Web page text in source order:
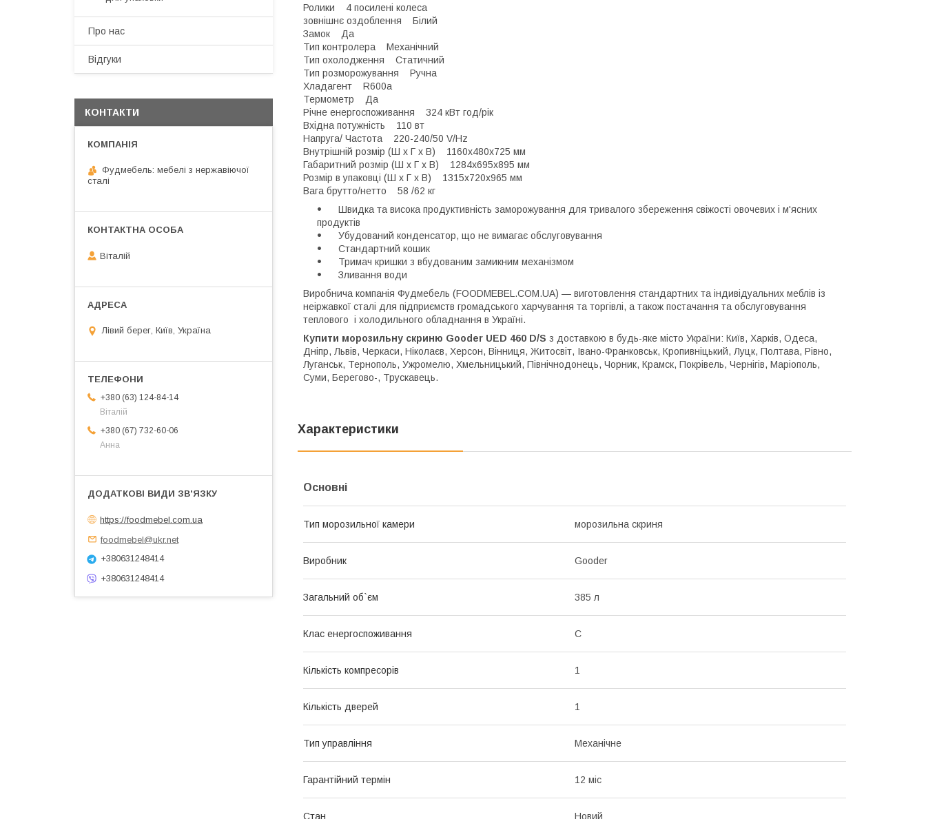
Ролики 4 посилені колеса
зовнішнє оздоблення Білий
Замок Да
Тип контролера Механічний
Тип охолодження Статичний
Тип розморожування Ручна
Хладагент R600a
Термометр Да
Річне енергоспоживання 324 кВт год/рік
Вхідна потужність 110 вт
Напруга/ Частота 220-240/50 V/Hz
Внутрішній розмір (Ш x Г x В) 1160х480х725 мм
Габаритний розмір (Ш x Г x В) 1284х695х895 мм
Розмір в упаковці (Ш x Г x В) 1315х720х965 мм
Вага брутто/нетто 58 /62 кг
Швидка та висока продуктивність заморожування для тривалого збереження свіжості овочевих і м'ясних
продуктів
Убудований конденсатор, що не вимагає обслуговування
Стандартний кошик
Тримач кришки з вбудованим замикним механізмом
Зливання води
Виробнича компанія Фудмебель (FOODMEBEL.СOM.UA) — виготовлення стандартних та індивідуальних меблів із
неіржавкої сталі для підприємств громадського харчування та торгівлі, а також постачання та обслуговування
теплового і холодильного обладнання в Україні.
Купити морозильну скриню Gooder UED 460 D/S з доставкою в будь-яке місто України: Київ, Харків, Одеса,
Дніпр, Львів, Черкаси, Ніколаєв, Херсон, Вінниця, Житосвіт, Івано-Франковськ, Кропивніцький, Луцк, Полтава, Рівно,
Луганськ, Тернополь, Ужромелю, Хмельницький, Північнодонець, Чорник, Крамск, Покрівель, Чернігів, Маріополь,
Суми, Берегово-, Трускавець.
Характеристики
Основні
Тип морозильної камери морозильна скриня
Виробник Gooder
Загальний об`єм 385 л
Клас енергоспоживання C
Кількість компресорів 1
Кількість дверей 1
Тип управління Механічне
Гарантійний термін 12 міс
Стан Новий
Про нас
Відгуки
КОНТАКТИ
Фудмебель: мебелі з нержавіючої
сталі
Віталій
Лівий берег, Київ, Україна
+380 (63) 124-84-14
Віталій
+380 (67) 732-60-06
Анна
https://foodmebel.com.ua
foodmebel@ukr.net
+380631248414
+380631248414